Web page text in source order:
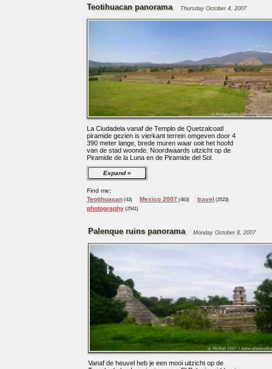
Teotihuacan panorama Thursday October 4, 2007
La Ciudadela vanaf de Templo de Quetzalcoatl
piramide gezien is vierkant terrein omgeven door 4
390 meter lange, brede muren waar ooit het hoofd
van de stad woonde. Noordwaards uitzicht op de
Piramide de la Luna en de Piramide del Sol.
Expand
Find me:
Teotihuacan(43) Mexico 2007 (463) travel (2523)
photography(2541)
Palenque ruins panorama Monday October 8, 2007
Vanaf de heuvel heb je een mooi uitzicht op de